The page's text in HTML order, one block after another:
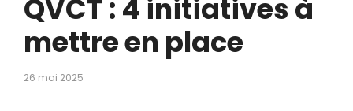
QVCT : 4 initiatives à
mettre en place
26 mai 2025